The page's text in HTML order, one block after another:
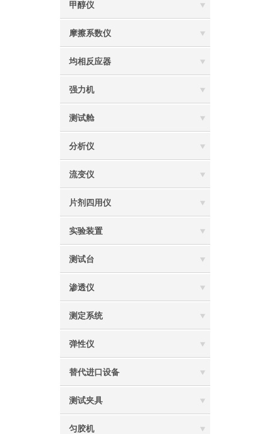
甲醇仪
摩擦系数仪
均相反应器
强力机
测试舱
分析仪
流变仪
片剂四用仪
实验装置
测试台
渗透仪
测定系统
弹性仪
替代进口设备
测试夹具
匀胶机